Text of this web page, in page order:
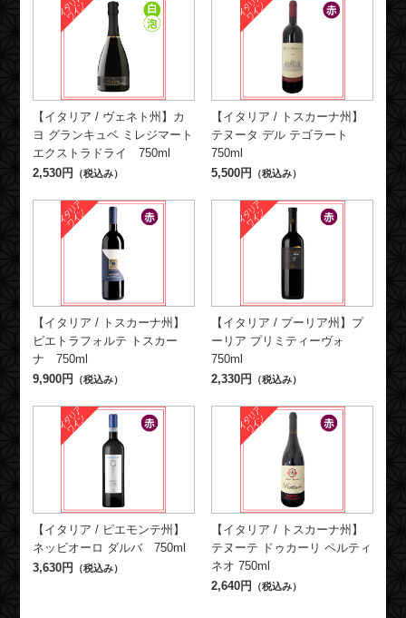
【イタリア / ヴェネト州】カ
ヨ グランキュベ ミレジマート
エクストラドライ 750ml
2,530円 （税込み）
【イタリア / トスカーナ州】
テヌータ デル テゴラート
750ml
5,500円 （税込み）
【イタリア / トスカーナ州】
ピエトラフォルテ トスカー
ナ 750ml
9,900円 （税込み）
【イタリア / プーリア州】プ
ーリア プリミティーヴォ
750ml
2,330円 （税込み）
【イタリア / ピエモンテ州】
ネッビオーロ ダルバ 750ml
3,630円 （税込み）
【イタリア / トスカーナ州】
テヌーテ ドゥカーリ ペルティ
ネオ 750ml
2,640円 （税込み）